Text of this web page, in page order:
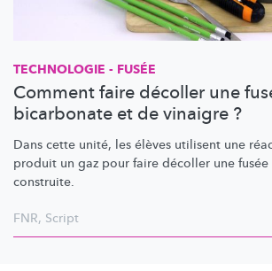
TECHNOLOGIE - FUSÉE
Comment faire décoller une
bicarbonate et de vinaigre ?
Dans cette unité, les élèves utilisent une
produit un gaz pour faire décoller une
construite.
FNR, Script